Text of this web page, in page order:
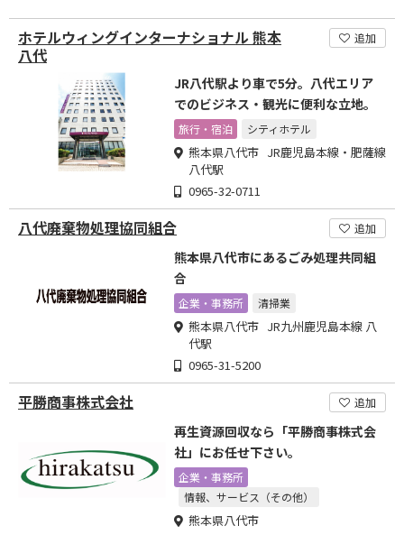
ホテルウィングインターナショナル 熊本
八代
追加
JR八代駅より車で5分。八代エリア
でのビジネス・観光に便利な立地。
旅行・宿泊 シティホテル
熊本県八代市 JR鹿児島本線・肥薩線
八代駅
0965-32-0711
八代廃棄物処理協同組合 追加
熊本県八代市にあるごみ処理共同組
合
企業・事務所 清掃業
熊本県八代市 JR九州鹿児島本線 八
代駅
0965-31-5200
平勝商事株式会社 追加
再生資源回収なら「平勝商事株式会
社」にお任せ下さい。
企業・事務所
情報、サービス（その他）
熊本県八代市